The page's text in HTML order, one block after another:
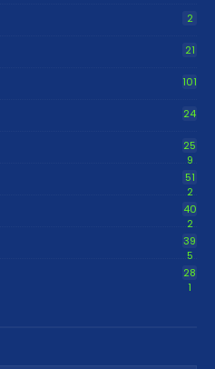
2
21
101
24
25
9
51
2
40
2
39
5
28
1